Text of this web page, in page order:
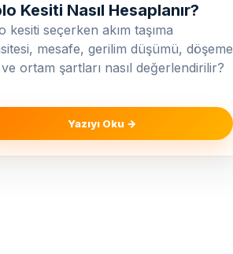
Kesiti Nasıl Hesaplanır?
kesiti seçerken akım taşıma
mesafe, gerilim düşümü, döşeme
ortam şartları nasıl değerlendirilir?
Yazıyı Oku →